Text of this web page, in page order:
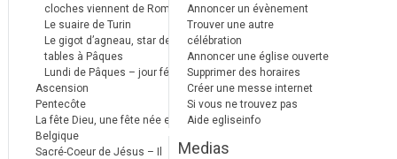
cloches viennent de Rome ?
Le suaire de Turin
Le gigot d’agneau, star des
tables à Pâques
Lundi de Pâques – jour férié
Ascension
Pentecôte
La fête Dieu, une fête née en
Belgique
Sacré-Coeur de Jésus – Il
Annoncer un évènement
Trouver une autre
célébration
Annoncer une église ouverte
Supprimer des horaires
Créer une messe internet
Si vous ne trouvez pas
Aide egliseinfo
Medias